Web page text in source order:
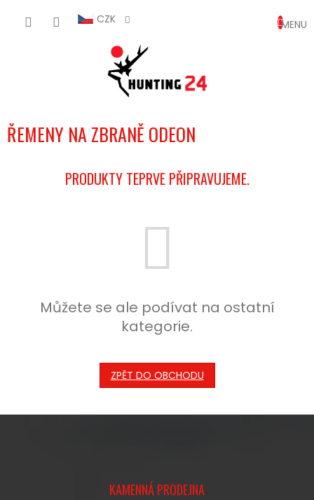
CZK
KOŠÍK
ŘEMENY NA ZBRANĚ ODEON
PRODUKTY TEPRVE PŘIPRAVUJEME.
Můžete se ale podívat na ostatní
kategorie.
ZPĚT DO OBCHODU
KAMENNÁ PRODEJNA